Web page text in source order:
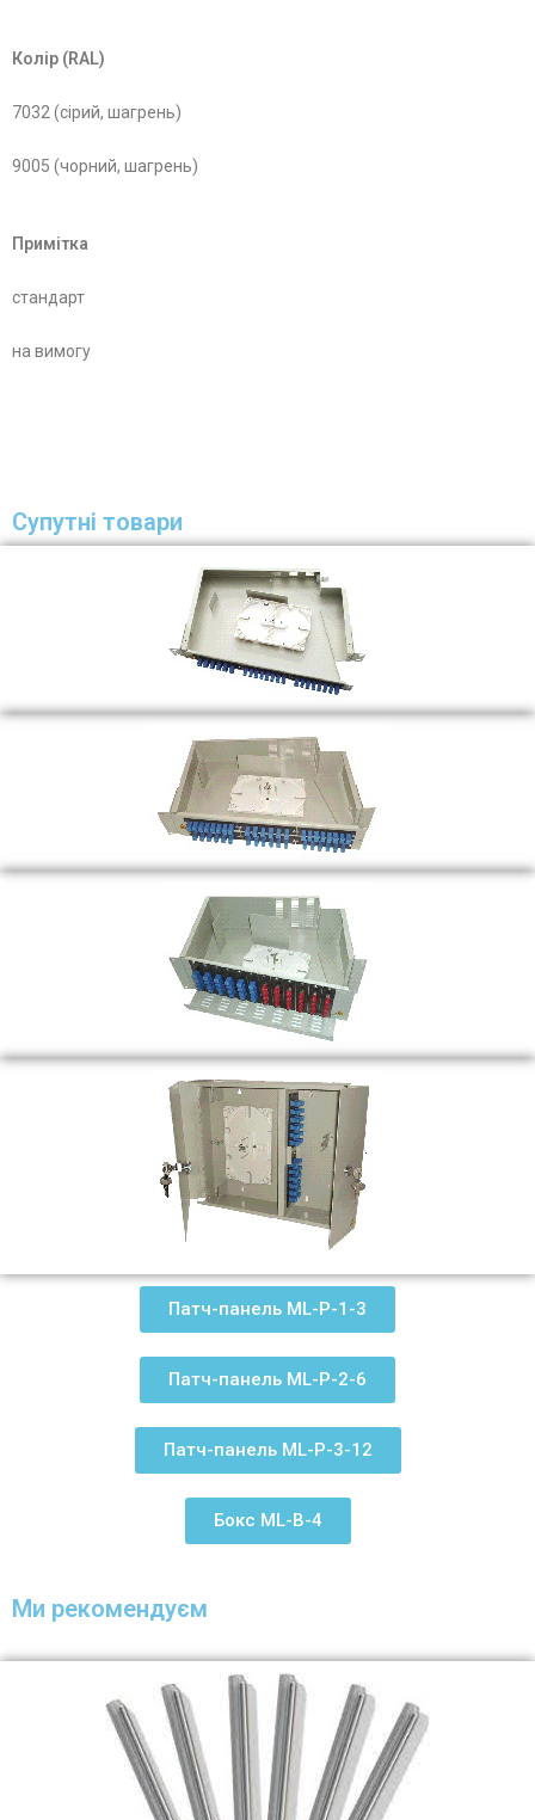
Колір (RAL)
7032 (сірий, шагрень)
9005 (чорний, шагрень)
Примітка
стандарт
на вимогу
Супутні товари
Патч-панель ML-P-1-3
Патч-панель ML-P-2-6
Патч-панель ML-P-3-12
Бокс ML-B-4
Ми рекомендуєм